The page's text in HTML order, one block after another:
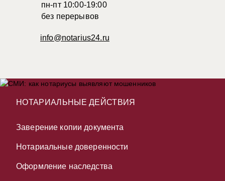
пн-пт 10:00-19:00
без перерывов
info@notarius24.ru
НОТАРИАЛЬНЫЕ ДЕЙСТВИЯ
Заверение копии документа
Нотариальные доверенности
Оформление наследства